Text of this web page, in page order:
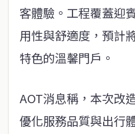
客體驗。工程覆蓋迎
用性與舒適度，預計
特色的溫馨門戶。
AOT消息稱，本次改
優化服務品質與出行